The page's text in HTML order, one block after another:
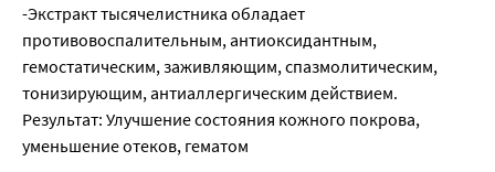
-Экстракт тысячелистника обладает
противовоспалительным, антиоксидантным,
гемостатическим, заживляющим, спазмолитическим,
тонизирующим, антиаллергическим действием.
Результат: Улучшение состояния кожного покрова,
уменьшение отеков, гематом